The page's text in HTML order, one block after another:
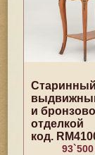
и
отделкой
код.